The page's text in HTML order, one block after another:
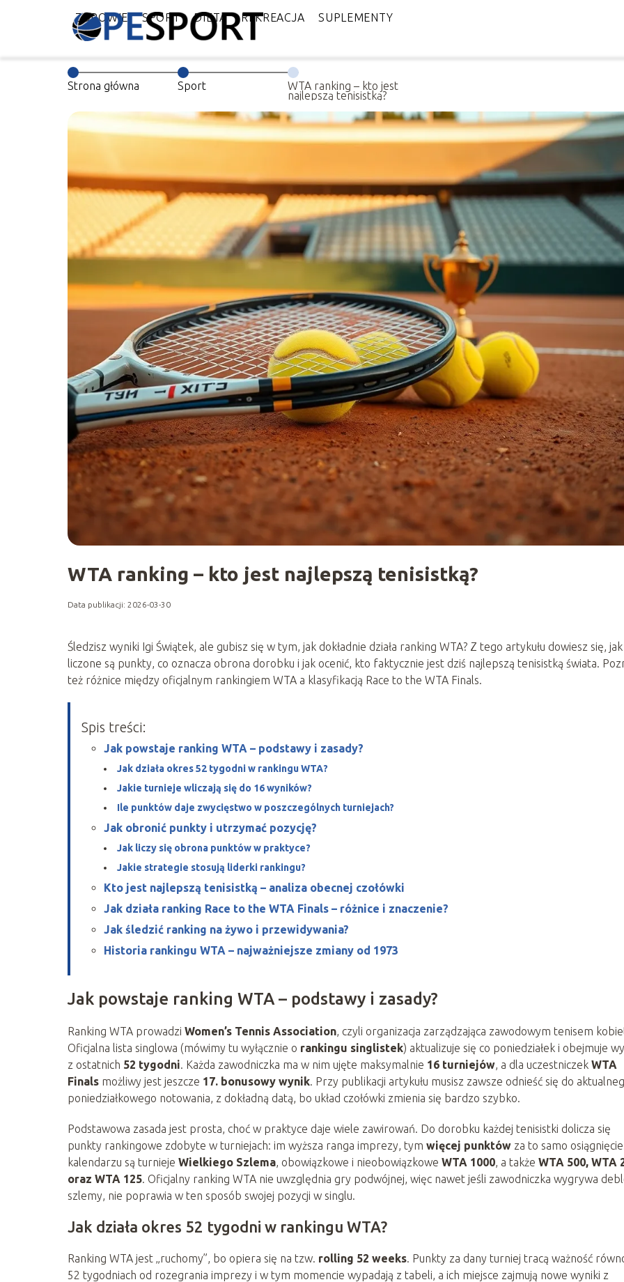
ZDROWIE SPORT DIETA REKREACJA SUPLEMENTY
Strona główna Sport WTA ranking – kto jest
najlepszą tenisistką?
WTA ranking – kto jest najlepszą tenisistką?
Data publikacji: 2026-03-30
Śledzisz wyniki Igi Świątek, ale gubisz się w tym, jak dokładnie działa ranking WTA? Z tego artykułu dowiesz się, jak
liczone są punkty, co oznacza obrona dorobku i jak ocenić, kto faktycznie jest dziś najlepszą tenisistką świata.
też różnice między oficjalnym rankingiem WTA a klasyfikacją Race to the WTA Finals.
Spis treści:
Jak powstaje ranking WTA – podstawy i zasady?
Jak działa okres 52 tygodni w rankingu WTA?
Jakie turnieje wliczają się do 16 wyników?
Ile punktów daje zwycięstwo w poszczególnych turniejach?
Jak obronić punkty i utrzymać pozycję?
Jak liczy się obrona punktów w praktyce?
Jakie strategie stosują liderki rankingu?
Kto jest najlepszą tenisistką – analiza obecnej czołówki
Jak działa ranking Race to the WTA Finals – różnice i znaczenie?
Jak śledzić ranking na żywo i przewidywania?
Historia rankingu WTA – najważniejsze zmiany od 1973
Jak powstaje ranking WTA – podstawy i zasady?
Ranking WTA prowadzi Women’s Tennis Association, czyli organizacja zarządzająca zawodowym tenisem
Oficjalna lista singlowa (mówimy tu wyłącznie o rankingu singlistek) aktualizuje się co poniedziałek i obejmuje
z ostatnich 52 tygodni. Każda zawodniczka ma w nim ujęte maksymalnie 16 turniejów, a dla uczestniczek WTA
Finals możliwy jest jeszcze 17. bonusowy wynik. Przy publikacji artykułu musisz zawsze odnieść się do
poniedziałkowego notowania, z dokładną datą, bo układ czołówki zmienia się bardzo szybko.
Podstawowa zasada jest prosta, choć w praktyce daje wiele zawirowań. Do dorobku każdej tenisistki dolicza się
punkty rankingowe zdobyte w turniejach: im wyższa ranga imprezy, tym więcej punktów za to samo
kalendarzu są turnieje Wielkiego Szlema, obowiązkowe i nieobowiązkowe WTA 1000, a także WTA 500, WTA
oraz WTA 125. Oficjalny ranking WTA nie uwzględnia gry podwójnej, więc nawet jeśli zawodniczka wygrywa
szlemy, nie poprawia w ten sposób swojej pozycji w singlu.
Jak działa okres 52 tygodni w rankingu WTA?
Ranking WTA jest „ruchomy”, bo opiera się na tzw. rolling 52 weeks. Punkty za dany turniej tracą ważność
52 tygodniach od rozegrania imprezy i w tym momencie wypadają z tabeli, a ich miejsce zajmują nowe wyniki z